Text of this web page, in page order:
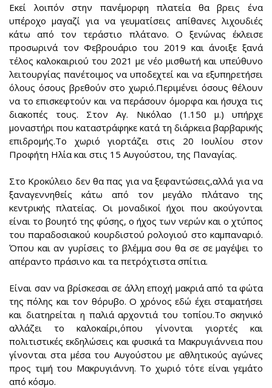
Εκεί λοιπόν στην πανέμορφη πλατεία θα βρεις ένα
υπέροχο μαγαζί για να γευματίσεις απίθανες λιχουδιές
κάτω από τον τεράστιο πλάτανο. Ο ξενώνας έκλεισε
προσωρινά τον Φεβρουάριο του 2019 και άνοιξε ξανά
τέλος καλοκαιριού του 2021 με νέο μισθωτή και υπεύθυνο
λειτουργίας πανέτοιμος να υποδεχτεί και να εξυπηρετήσει
όλους όσους βρεθούν στο χωριό.Περιμένει όσους θέλουν
να το επισκεφτούν και να περάσουν όμορφα και ήσυχα τις
διακοπές τους. Στον Αγ. Νικόλαο (1.150 μ.) υπήρχε
μοναστήρι που καταστράφηκε κατά τη διάρκεια βαρβαρικής
επιδρομής.Το χωριό γιορτάζει στις 20 Ιουλίου στον
Προφήτη Ηλία και στις 15 Αυγούστου, της Παναγίας.
Στο Κροκύλειο δεν θα πας για να ξεφαντώσεις,αλλά για να
ξαναγεννηθείς κάτω από τον μεγάλο πλάτανο της
κεντρικής πλατείας. Οι μοναδικοί ήχοι που ακούγονται
είναι το βουητό της φύσης, ο ήχος των νερών και ο χτύπος
του παραδοσιακού κουρδιστού ρολογιού στο καμπαναριό.
Όπου και αν γυρίσεις το βλέμμα σου θα σε σε μαγέψει το
απέραντο πράσινο και τα πετρόχτιστα σπίτια.
Είναι σαν να βρίσκεσαι σε άλλη εποχή μακριά από τα φώτα
της πόλης και τον θόρυβο. Ο χρόνος εδώ έχει σταματήσει
και διατηρείται η παλιά αρχοντιά του τοπίου.Το σκηνικό
αλλάζει το καλοκαίρι,όπου γίνονται γιορτές και
πολιτιστικές εκδηλώσεις και φυσικά τα Μακρυγιάννεια που
γίνονται στα μέσα του Αυγούστου με αθλητικούς αγώνες
προς τιμή του Μακρυγιάννη. Το χωριό τότε είναι γεμάτο
από κόσμο.